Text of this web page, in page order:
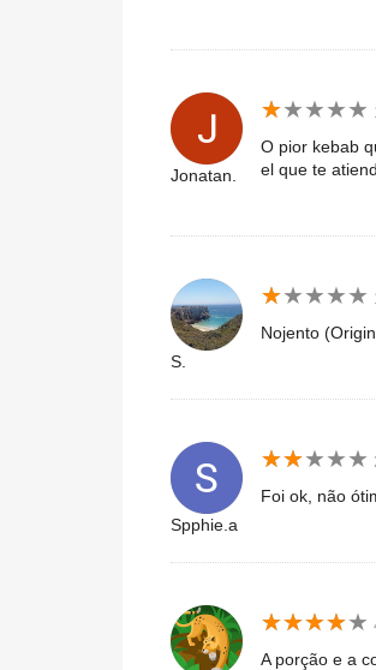
Jonatan.
★★★★★
★★★★★
O pior kebab
el que te
S.
★★★★★
★★★★★
Nojento
Spphie.a
★★★★★
★★★★★
Foi ok, não
★★★★★
★★★★★
A porção e a